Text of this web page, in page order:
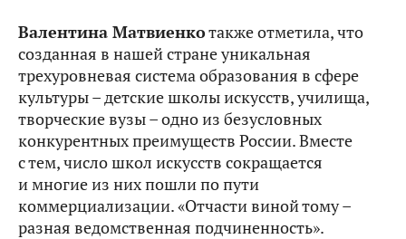
Валентина Матвиенкотакже отметила, что
созданная в нашей стране уникальная
трехуровневая система образования в сфере
культуры – детские школы искусств, училища,
творческие вузы – одно из безусловных
конкурентных преимуществ России. Вместе
с тем, число школ искусств сокращается
и многие из них пошли по пути
коммерциализации. «Отчасти виной тому –
разная ведомственная подчиненность».